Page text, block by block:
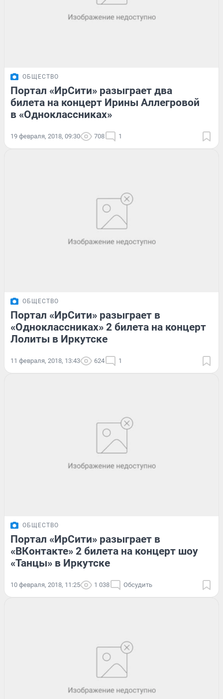
ОБЩЕСТВО
Портал «ИрСити» разыграет два
билета на концерт Ирины Аллегровой
в «Одноклассниках»
19 февраля, 2018, 09:30 708 1
ОБЩЕСТВО
Портал «ИрСити» разыграет в
«Одноклассниках» 2 билета на концерт
Лолиты в Иркутске
11 февраля, 2018, 13:43 624 1
ОБЩЕСТВО
Портал «ИрСити» разыграет в
«ВКонтакте» 2 билета на концерт шоу
«Танцы» в Иркутске
10 февраля, 2018, 11:25 1 038 Обсудить